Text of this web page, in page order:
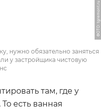
ФОТО: tgremont.ru
нужно обязательно заняться
у застройщика чистовую
там, где у
есть ванная